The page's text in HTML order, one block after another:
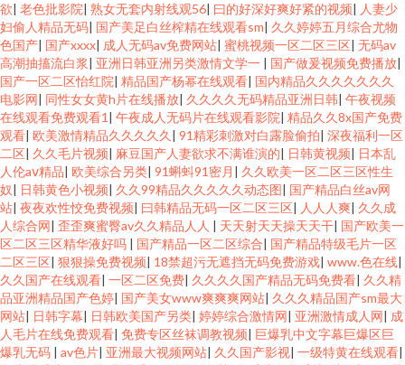
欲| 老色批影院| 熟女无套内射线观56| 曰的好深好爽好紧的视频| 人妻少
妇偷人精品无码| 国产美足白丝榨精在线观看sm| 久久婷婷五月综合尤物
色国产| 国产xxxx| 成人无码av免费网站| 蜜桃视频一区二区三区| 无码av
高潮抽搐流白浆| 亚洲日韩亚洲另类激情文学一 | 国产做爰视频免费播放|
国产一区二区怡红院| 精品国产杨幂在线观看| 国内精品久久久久久久久
电影网| 同性女女黄h片在线播放| 久久久久无码精品亚洲日韩| 午夜视频
在线观看免费观看1 | 午夜成人无码片在线观看影院| 精品久久8x国产免费
观看| 欧美激情精品久久久久久 | 91精彩刺激对白露脸偷拍| 深夜福利一区
二区| 久久毛片视频| 麻豆国产人妻欲求不满谁演的| 日韩黄视频| 日本乱
人伦aⅴ精品| 欧美综合另类| 91蝌蚪91密月 | 久久欧美一区二区三区性生
奴| 日韩黄色小视频| 久久99精品久久久久久动态图| 国产精品白丝av网
站| 夜夜欢性恔免费视频| 曰韩精品无码一区二区三区| 人人人爽| 久久成
人综合网| 歪歪爽蜜臀av久久精品人人 | 天天射天天操天天干| 国产欧美一
区二区三区精华液好吗 | 国产精品一区二区综合| 国产精品特级毛片一区
二区三区| 狠狠操免费视频| 18禁超污无遮挡无码免费游戏| www.色在线|
久久国产在线观看| 一区二区免费| 久久久久国产精品无码免费看| 久久精
品亚洲精品国产色婷| 国产美女www爽爽爽网站| 久久久精品国产sm最大
网站| 日韩字幕| 日韩欧美国产另类| 婷婷综合激情网| 亚洲激情成人网| 成
人毛片在线免费观看| 免费专区丝袜调教视频| 巨爆乳中文字幕巨爆区巨
爆乳无码 | av色片| 亚洲最大视频网站| 久久国产影视| 一级特黄在线观看|